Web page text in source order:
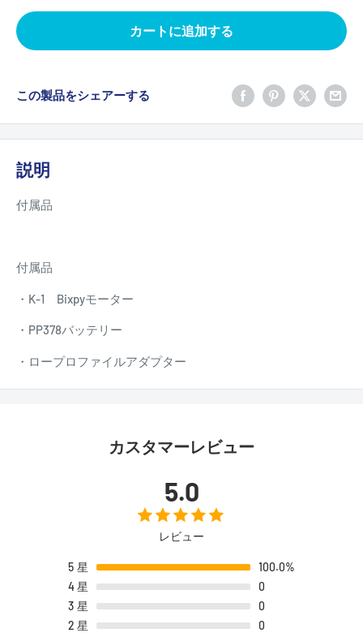
カートに追加する
この製品をシェアーする
説明
付属品
付属品
・K-1 Bixpyモーター
・PP378バッテリー
・ロープロファイルアダプター
カスタマーレビュー
5.0
レビュー
5 星
100.0%
4星
0
3 星
0
2 星
0